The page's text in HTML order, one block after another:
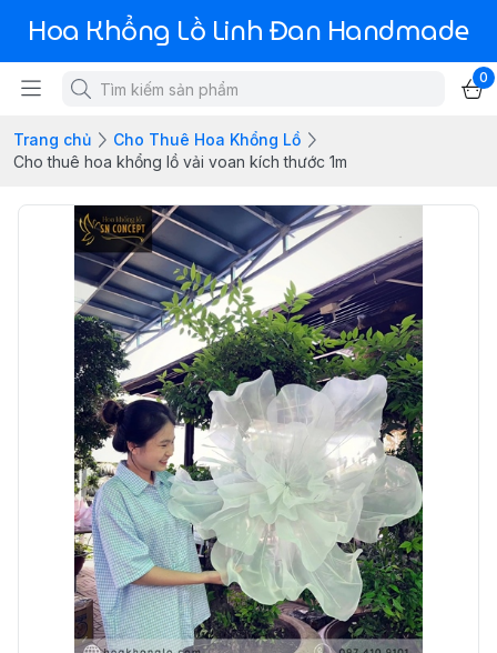
Hoa Khổng Lồ Linh Đan Handmade
0
Trang chủ
Cho Thuê Hoa Khổng Lồ
Cho thuê hoa khổng lồ vải voan kích thước 1m